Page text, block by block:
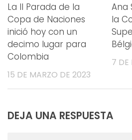
La II Parada de la
Copa de Naciones
inició hoy con un
decimo lugar para
Colombia
15 DE MARZO DE 2023
Ana
la
7 DE
DEJA UNA RESPUESTA